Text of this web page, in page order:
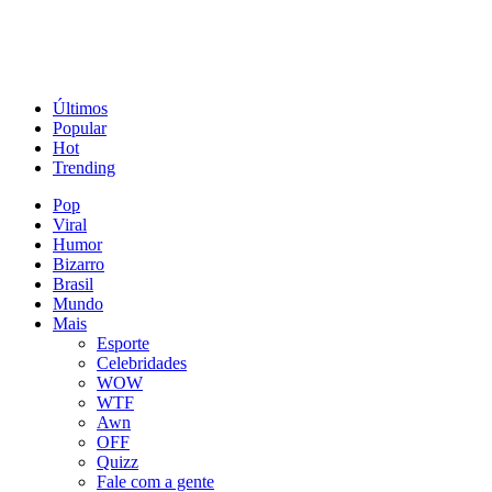
Últimos
Popular
Hot
Trending
Pop
Viral
Humor
Bizarro
Brasil
Mundo
Mais
Esporte
Celebridades
WOW
WTF
Awn
OFF
Quizz
Fale com a gente